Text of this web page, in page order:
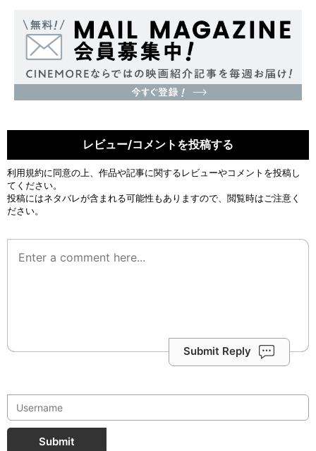
レビュー/コメントを投稿する
利用規約に同意の上、作品や記事に関するレビューやコメントを投稿し
てください。
投稿にはネタバレが含まれる可能性もありますので、閲覧時はご注意く
ださい。
Submit Reply
Submit